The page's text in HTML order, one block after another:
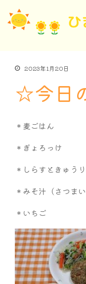
2023年1月20日
☆今日
＊麦ごはん
＊ぎょろっけ
＊しらすときゅう
＊みそ汁（さつま
＊いちご